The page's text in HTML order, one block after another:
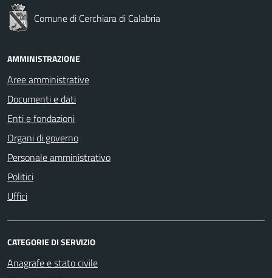
Comune di Cerchiara di Calabria
AMMINISTRAZIONE
Aree amministrative
Documenti e dati
Enti e fondazioni
Organi di governo
Personale amministrativo
Politici
Uffici
CATEGORIE DI SERVIZIO
Anagrafe e stato civile